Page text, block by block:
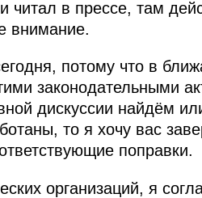
читал в прессе, там
внимание.
потому что в
законодательными
дискуссии найдём
то я хочу вас
поправки.
организаций, я